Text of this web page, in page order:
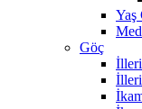
Yaş
Göç